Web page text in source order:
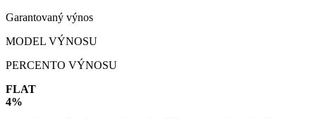
Garantovaný výnos
MODEL VÝNOSU
PERCENTO VÝNOSU
FLAT
4%